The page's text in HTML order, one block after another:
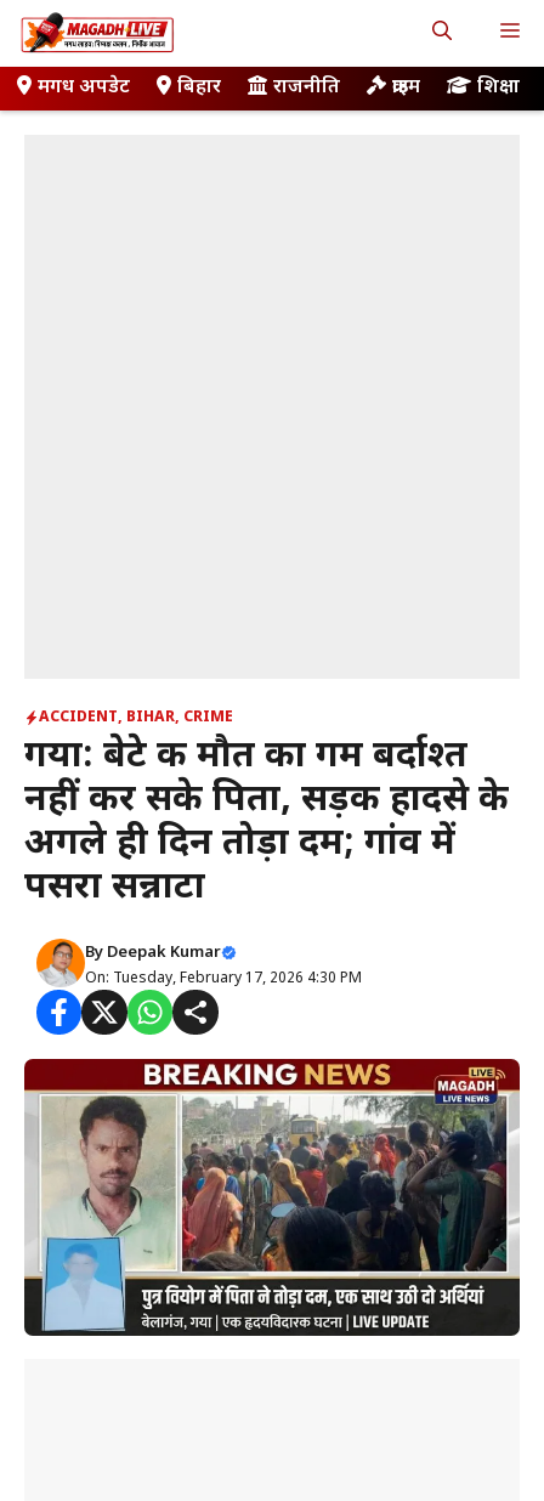
Skip
to
contentमगध अपडेट बिहार राजनीति क्राइम शिक्षा
ACCIDENT, BIHAR, CRIME
गया: बेटे की मौत का गम बर्दाश्त
नहीं कर सके पिता, सड़क हादसे के
अगले ही दिन तोड़ा दम; गांव में
पसरा सन्नाटा
By Deepak Kumar
On: Tuesday, February 17, 2026 4:30 PM